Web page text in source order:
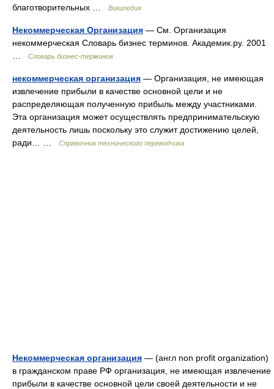
благотворительных …
Википедия
Некоммерческая Организация — См. Организация
некоммерческая Словарь бизнес терминов. Академик.ру. 2001
Словарь бизнес-терминов
некоммерческая организация — Организация, не имеющая
извлечение прибыли в качестве основной цели и не
распределяющая полученную прибыль между участниками.
Эта организация может осуществлять предпринимательскую
деятельность лишь поскольку это служит достижению целей,
ради… …
Справочник технического переводчика
Некоммерческая организация — (англ non profit organization)
в гражданском праве РФ организация, не имеющая извлечение
прибыли в качестве основной цели своей деятельности и не